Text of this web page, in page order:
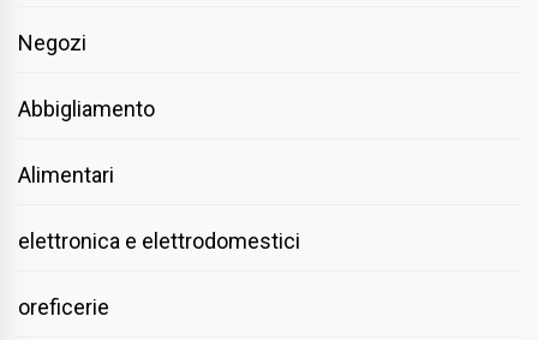
Negozi
Abbigliamento
Alimentari
elettronica e elettrodomestici
oreficerie